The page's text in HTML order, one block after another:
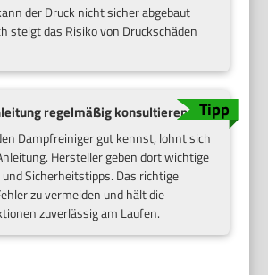
der Druck nicht sicher abgebaut
steigt das Risiko von Druckschäden
regelmäßig konsultieren
Dampfreiniger gut kennst, lohnt sich
Hersteller geben dort wichtige
Sicherheitstipps. Das richtige
zu vermeiden und hält die
zuverlässig am Laufen.